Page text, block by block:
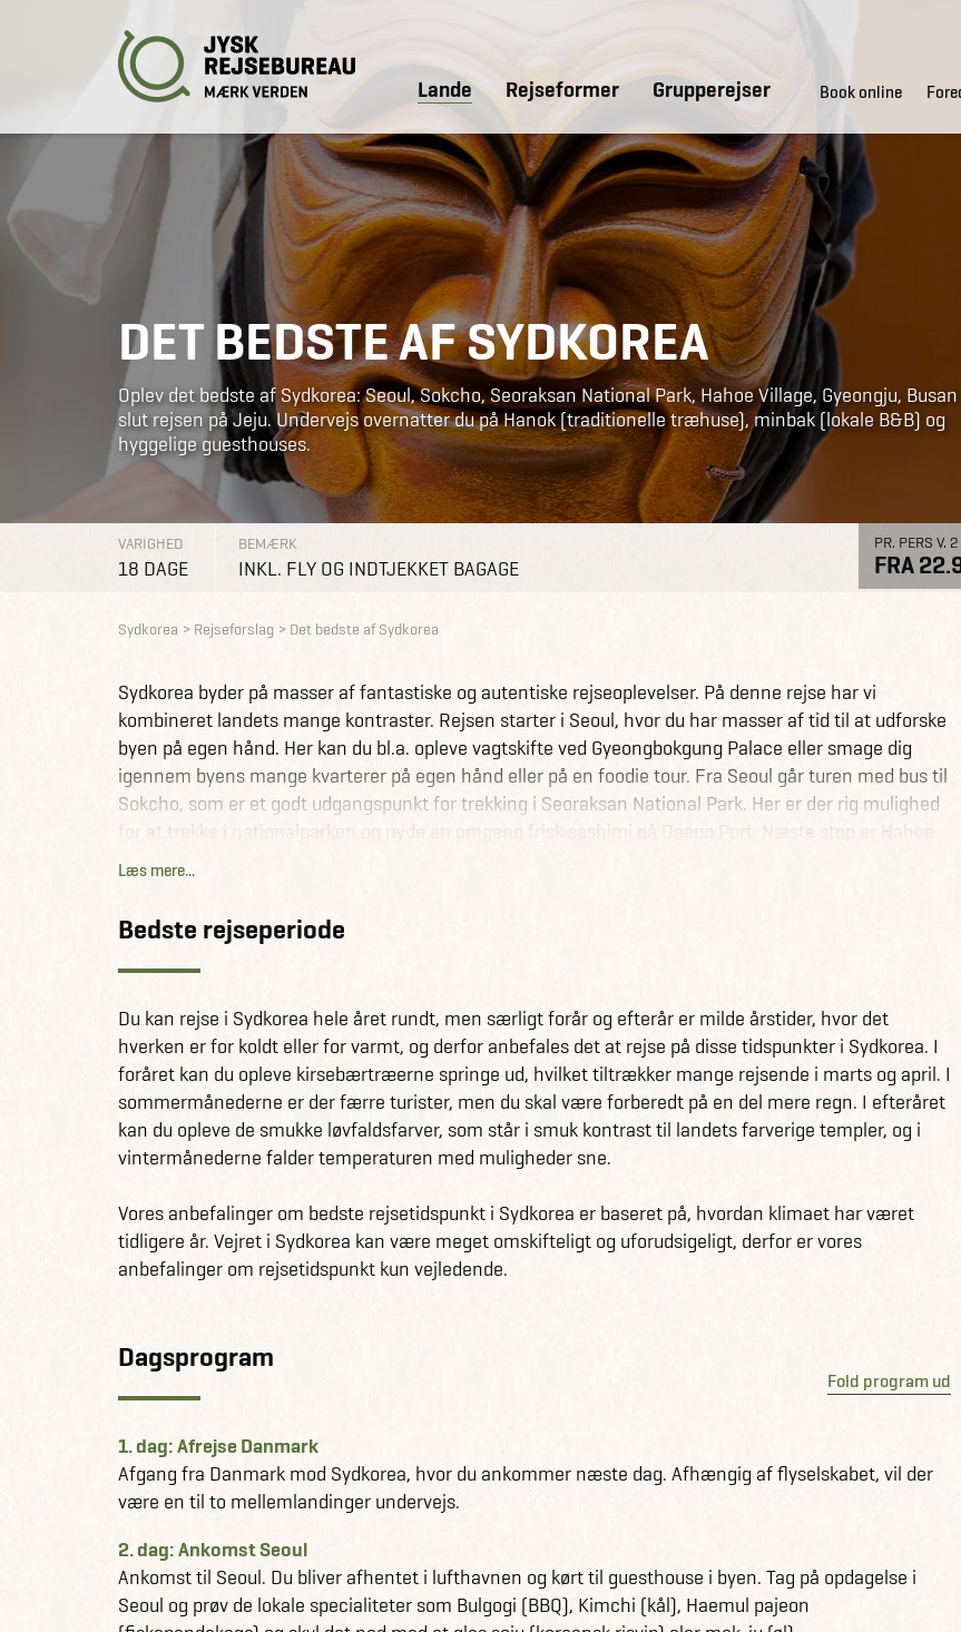
Lande Rejseformer Grupperejser Book online
DET BEDSTE AF SYDKOREA
Oplev det bedste af Sydkorea: Seoul, Sokcho, Seoraksan National Park, Hahoe Village, Gyeongju, Busan
slut rejsen på Jeju. Undervejs overnatter du på Hanok (traditionelle træhuse), minbak (lokale B&B) og
hyggelige guesthouses.
VARIGHED
18 DAGE
BEMÆRK
INKL. FLY OG INDTJEKKET BAGAGE
PR. PERS V.
FRA
Sydkorea Rejseforslag Det bedste af Sydkorea
Sydkorea byder på masser af fantastiske og autentiske rejseoplevelser. På denne rejse har vi
kombineret landets mange kontraster. Rejsen starter i Seoul, hvor du har masser af tid til at udforske
byen på egen hånd. Her kan du bl.a. opleve vagtskifte ved Gyeongbokgung Palace eller smage dig
igennem byens mange kvarterer på egen hånd eller på en foodie tour. Fra Seoul går turen med bus til
Sokcho, som er et godt udgangspunkt for trekking i Seoraksan National Park. Her er der rig mulighed
for at trekke i nationalparken og nyde en omgang frisk sashimi på Daepo Port. Næste stop er Hahoe
Folk Village, en UNESCO fredet landsby fra Joseon-dynastiet. Her bor du på en lokal kro. De 230
autentiske Hahoe går turen til Sydkoreas tidligere kejserby, Gyeongju. Her har du god tid til at udforske
områdets mange fantastiske templer og imponerende grotter. Fra Gyeongju går rejsen med tog til
den pulserende storby Busan. Tag på spændende dagsture udenfor byen til bl.a. Gamcheon Culture
af, nyd solnedgangen, den lækre seafood og en sundowner ved Noran Mahura. Fra Busan flyver du til
dit sidste stop på rejsen, nemlig Sydkoreas Hawaii på øen Jeju. Her venter dig fantastiske strande og
et fantastisk landskab med vandfald, lavatunneller og vulkaner. Der er rig mulighed for at trekke,
dykke, snorkle, cykle og ride på øen.
Få information og fakta om Sydkorea her
Læs mere...
Bedste rejseperiode
Du kan rejse i Sydkorea hele året rundt, men særligt forår og efterår er milde årstider, hvor det
hverken er for koldt eller for varmt, og derfor anbefales det at rejse på disse tidspunkter i Sydkorea. I
foråret kan du opleve kirsebærtræerne springe ud, hvilket tiltrækker mange rejsende i marts og april. I
sommermånederne er der færre turister, men du skal være forberedt på en del mere regn. I efteråret
kan du opleve de smukke løvfaldsfarver, som står i smuk kontrast til landets farverige templer, og i
vintermånederne falder temperaturen med muligheder sne.
Vores anbefalinger om bedste rejsetidspunkt i Sydkorea er baseret på, hvordan klimaet har været
tidligere år. Vejret i Sydkorea kan være meget omskifteligt og uforudsigeligt, derfor er vores
anbefalinger om rejsetidspunkt kun vejledende.
Dagsprogram
Fold program ud
1. dag: Afrejse Danmark
Afgang fra Danmark mod Sydkorea, hvor du ankommer næste dag. Afhængig af flyselskabet, vil der
være en til to mellemlandinger undervejs.
2. dag: Ankomst Seoul
Ankomst til Seoul. Du bliver afhentet i lufthavnen og kørt til guesthouse i byen. Tag på opdagelse i
Seoul og prøv de lokale specialiteter som Bulgogi (BBQ), Kimchi (kål), Haemul pajeon